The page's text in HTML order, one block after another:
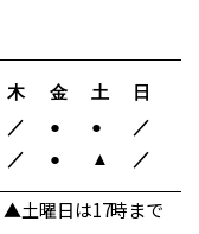
木 金 土 日
／ ● ● ／
／ ● ▲ ／
土曜日は17時まで